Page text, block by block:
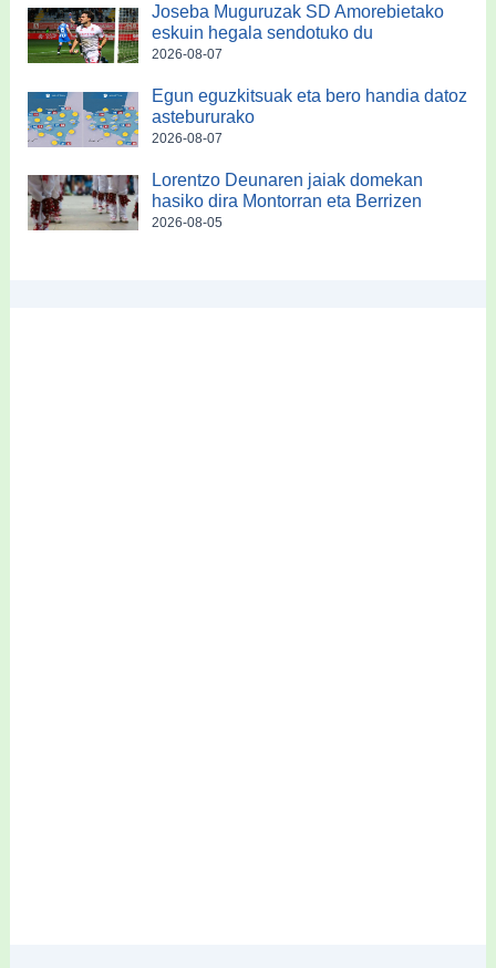
Joseba Muguruzak SD Amorebietako
eskuin hegala sendotuko du
2026-08-07
Egun eguzkitsuak eta bero handia datoz
astebururako
2026-08-07
Lorentzo Deunaren jaiak domekan
hasiko dira Montorran eta Berrizen
2026-08-05